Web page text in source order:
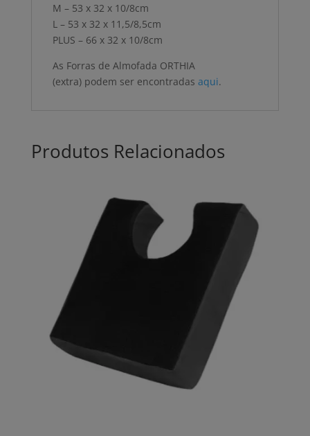
M – 53 x 32 x 10/8cm
L – 53 x 32 x 11,5/8,5cm
PLUS – 66 x 32 x 10/8cm
As Forras de Almofada ORTHIA
(extra) podem ser encontradas aqui.
Produtos Relacionados